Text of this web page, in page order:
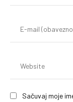
Sačuvaj moje